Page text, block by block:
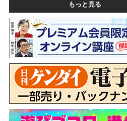
もっと見る